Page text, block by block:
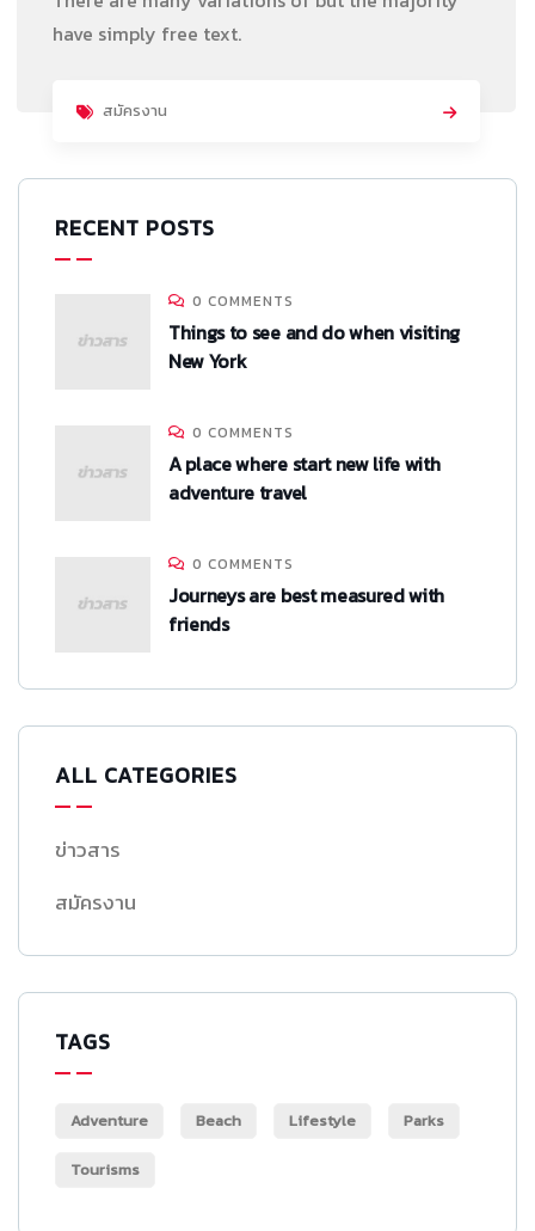
have simply free text.
สมัครงาน
RECENT POSTS
0 COMMENTS
Things to see and do when visiting
New York
0 COMMENTS
A place where start new life with
adventure travel
0 COMMENTS
Journeys are best measured with
friends
ALL CATEGORIES
ข่าวสาร
สมัครงาน
TAGS
Adventure Beach Lifestyle Parks
Tourisms